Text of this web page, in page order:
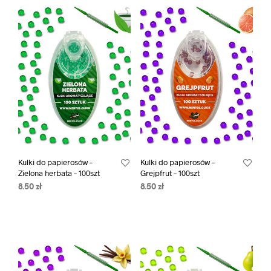
Kulki do papierosów –
Zielona herbata – 100szt
8.50 zł
Kulki do papierosów –
Grejpfrut – 100szt
8.50 zł